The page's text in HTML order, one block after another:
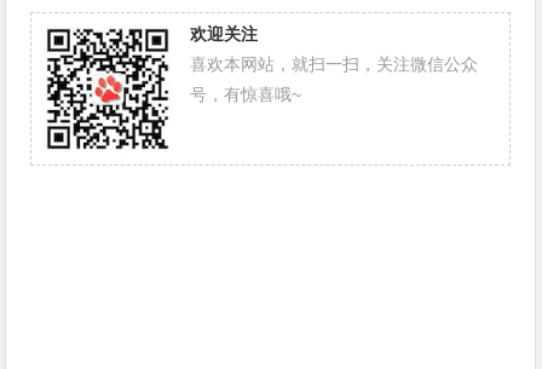
欢迎关注
喜欢本网站，就扫一扫，关注微信公众
号，有惊喜哦~